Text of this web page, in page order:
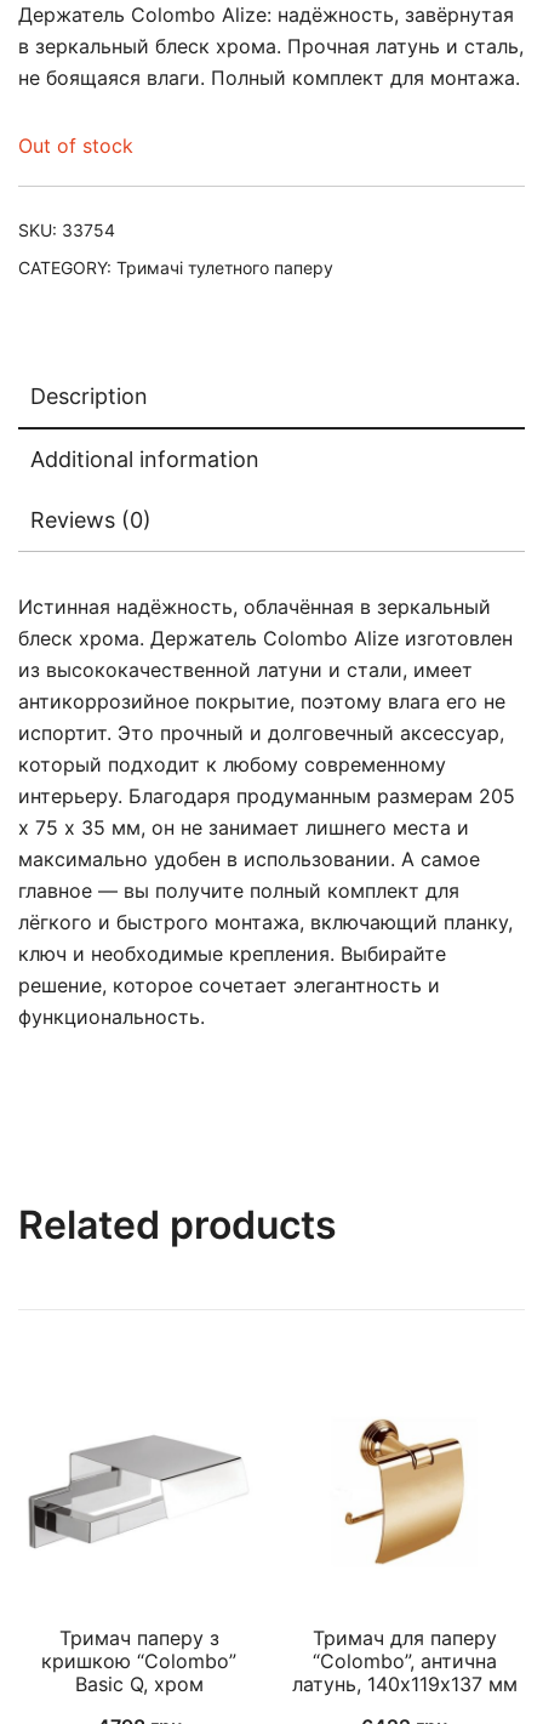
Держатель Colombo Alize: надёжность, завёрнутая
в зеркальный блеск хрома. Прочная латунь и сталь,
не боящаяся влаги. Полный комплект для монтажа.
Out of stock
SKU: 33754
CATEGORY: Тримачі тулетного паперу
Description
Additional information
Reviews (0)
Истинная надёжность, облачённая в зеркальный
блеск хрома. Держатель Colombo Alize изготовлен
из высококачественной латуни и стали, имеет
антикоррозийное покрытие, поэтому влага его не
испортит. Это прочный и долговечный аксессуар,
который подходит к любому современному
интерьеру. Благодаря продуманным размерам 205
х 75 x 35 мм, он не занимает лишнего места и
максимально удобен в использовании. А самое
главное — вы получите полный комплект для
лёгкого и быстрого монтажа, включающий планку,
ключ и необходимые крепления. Выбирайте
решение, которое сочетает элегантность и
функциональность.
Related products
Тримач паперу з
кришкою “Colombo”
Basic Q, хром
Тримач для паперу
“Colombo”, антична
латунь, 140х119х137 мм